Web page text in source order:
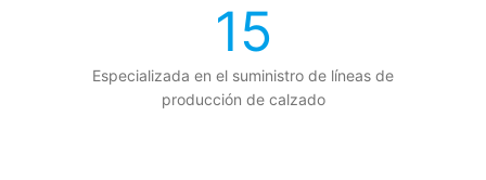
15
Especializada en el suministro de líneas de
producción de calzado